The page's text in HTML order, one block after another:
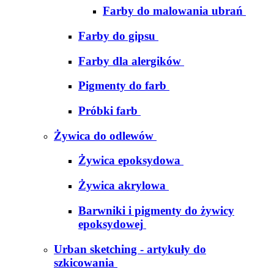
Farby do malowania ubrań
Farby do gipsu
Farby dla alergików
Pigmenty do farb
Próbki farb
Żywica do odlewów
Żywica epoksydowa
Żywica akrylowa
Barwniki i pigmenty do żywicy
epoksydowej
Urban sketching - artykuły do
szkicowania